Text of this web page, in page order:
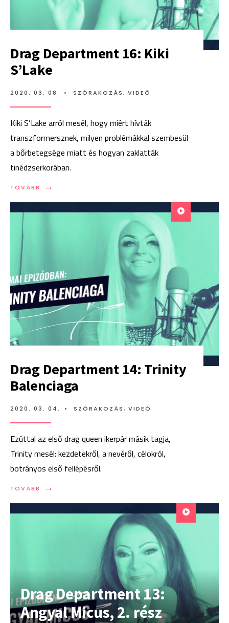
Drag Department 16: Kiki
S’Lake
2020. 03. 08. • SZÓRAKOZÁS, VIDEÓ
Kiki S’Lake arról mesél, hogy miért hívták
transzformersznek, milyen problémákkal szembesül
a bőrbetegsége miatt és hogyan zaklatták
tinédzserkorában.
TOVÁBB →
TOVÁBB:
16:
Drag Department 14: Trinity
Balenciaga
2020. 03. 04. • SZÓRAKOZÁS, VIDEÓ
Ezúttal az első drag queen ikerpár másik tagja,
Trinity mesél: kezdetekről, a nevéről, célokról,
botrányos első fellépésről.
TOVÁBB →
TOVÁBB:
14:
Drag Department 13:
Angyal Micus, 2. rész